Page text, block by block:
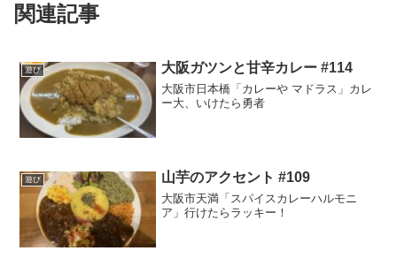
関連記事
遊び 大阪ガツンと甘辛カレー #114
大阪市日本橋「カレーや マドラス」カレ
ー大、いけたら勇者
遊び 山芋のアクセント #109
大阪市天満「スパイスカレーハルモニ
ア」行けたらラッキー！